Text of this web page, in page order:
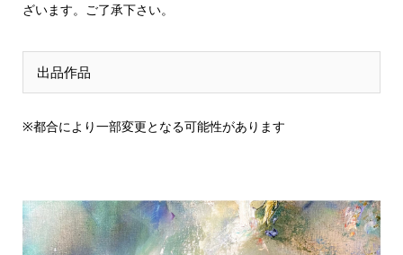
ざいます。ご了承下さい。
出品作品
※都合により一部変更となる可能性があります